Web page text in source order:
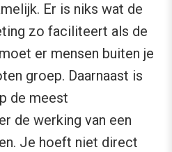
Er is niks wat de
zo faciliteert als de
er mensen buiten je
groep. Daarnaast is
de meest
de werking van een
Je hoeft niet direct